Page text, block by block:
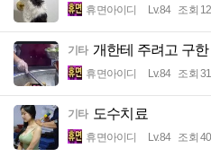
휴면아이디 Lv.84 조회
기타 개한테 주려고 구한
휴면아이디 Lv.84 조회
기타 도수치료
휴면아이디 Lv.84 조회